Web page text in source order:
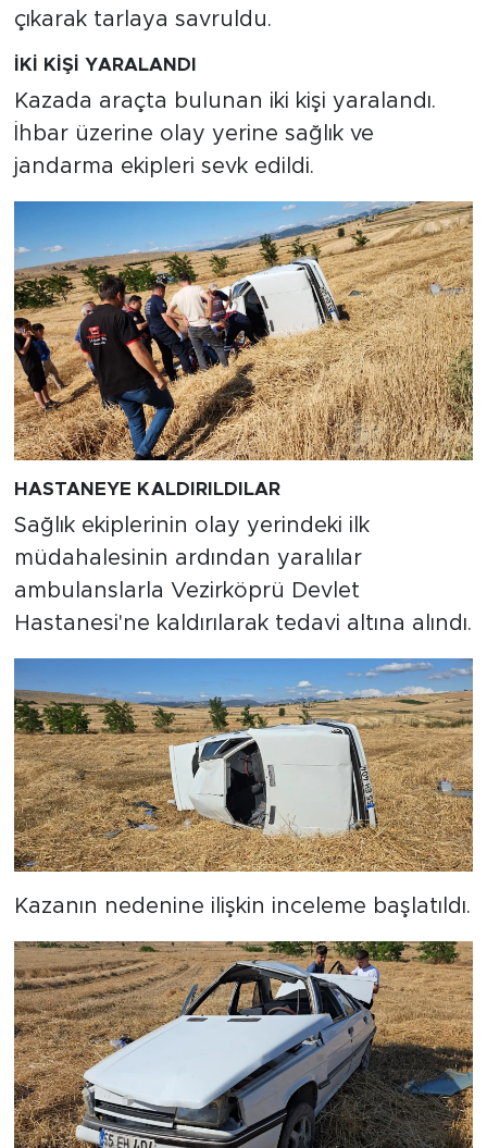
çıkarak tarlaya savruldu.
İKİ KİŞİ YARALANDI
Kazada araçta bulunan iki kişi yaralandı.
İhbar üzerine olay yerine sağlık ve
jandarma ekipleri sevk edildi.
HASTANEYE KALDIRILDILAR
Sağlık ekiplerinin olay yerindeki ilk
müdahalesinin ardından yaralılar
ambulanslarla Vezirköprü Devlet
Hastanesi'ne kaldırılarak tedavi altına alındı.
Kazanın nedenine ilişkin inceleme başlatıldı.